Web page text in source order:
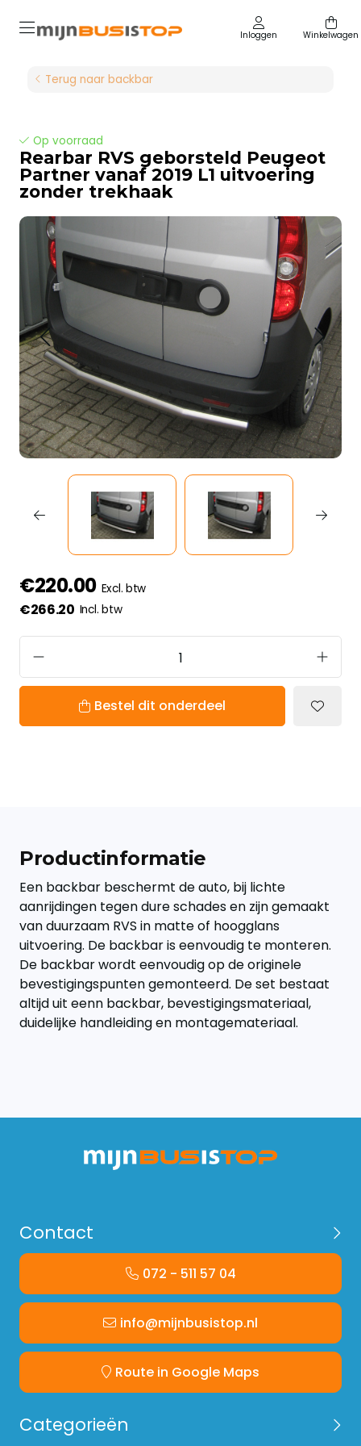
Inloggen Winkelwagen
Terug naar backbar
Op voorraad
Rearbar RVS geborsteld Peugeot
Partner vanaf 2019 L1 uitvoering
zonder trekhaak
€220.00 Excl. btw
€266.20 Incl. btw
Bestel dit onderdeel
Productinformatie
Een backbar beschermt de auto, bij lichte
aanrijdingen tegen dure schades en zijn gemaakt
van duurzaam RVS in matte of hoogglans
uitvoering. De backbar is eenvoudig te monteren.
De backbar wordt eenvoudig op de originele
bevestigingspunten gemonteerd. De set bestaat
altijd uit eenn backbar, bevestigingsmateriaal,
duidelijke handleiding en montagemateriaal.
Contact
072 - 511 57 04
info@mijnbusistop.nl
Route in Google Maps
Categorieën